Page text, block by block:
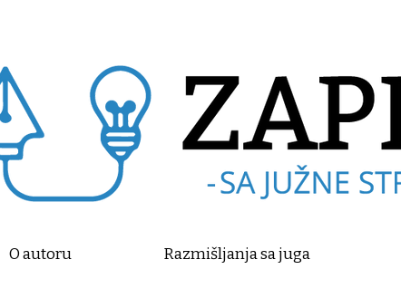
O autoru Razmišljanja sa juga